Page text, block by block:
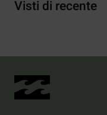
Visti di recente